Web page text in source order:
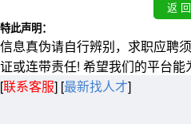
特此声明：
信息真伪请自行辨别，求职应聘
证或连带责任! 希望我们的平台能
[联系客服] [最新找人才]